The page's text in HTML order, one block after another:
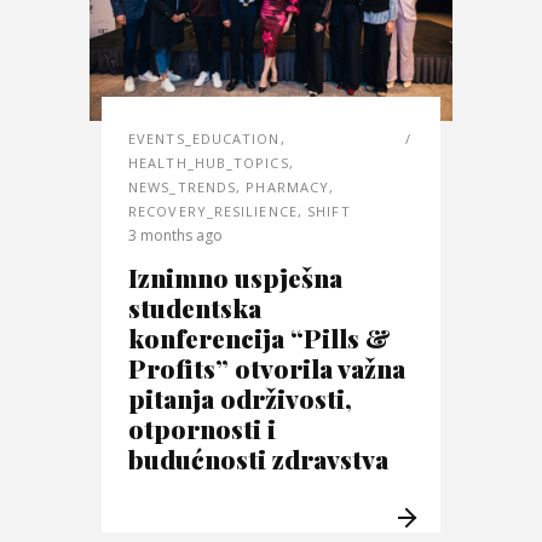
EVENTS_EDUCATION ,
HEALTH_HUB_TOPICS,
NEWS_TRENDS, PHARMACY,
RECOVERY_RESILIENCE, SHIFT
3 months ago
Iznimno uspješna
studentska
konferencija “Pills &
Profits” otvorila važna
pitanja održivosti,
otpornosti i
budućnosti zdravstva